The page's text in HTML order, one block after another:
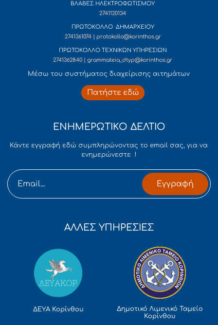
ΒΛΑΒΕΣ ΗΛΕΚΤΡΟΦΩΤΙΣΜΟΥ
2741120134
ΠΡΩΤΟΚΟΛΛΟ ΔΗΜΑΡΧΕΙΟΥ
2741361074 | protokollo@korinthos.gr
ΠΡΩΤΟΚΟΛΛΟ ΤΕΧΝΙΚΩΝ ΥΠΗΡΕΣΙΩΝ
2741362840 | grammateia_dtyp@korinthos.gr
Mέσω του συστήματος διαχείρισης αιτημάτων
Πατήστε εδώ
ΕΝΗΜΕΡΩΤΙΚΟ ΔΕΛΤΙΟ
Κάντε εγγραφή εδώ συμπληρώνοντας το email σας, για να
ενημερώνεστε !
Εγγραφή
ΑΛΛΕΣ ΥΠΗΡΕΣΙΕΣ
ΔΕΥΑ Κορίνθου
Δημοτικό Λιμενικό Ταμείο
Κορίνθου